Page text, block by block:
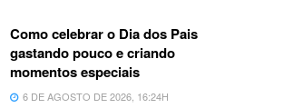
Como celebrar o Dia dos Pais
gastando pouco e criando
momentos especiais
6 DE AGOSTO DE 2026, 16:24H